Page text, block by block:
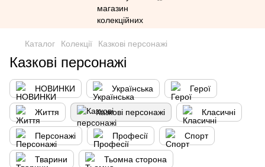
Каталог Колекції Казкові персонажі
Казкові персонажі
НОВИНКИ Українська Герої
Життя Казкові персонажі Класичні
Персонажі Професії Спорт
Тварини Тьомна сторона